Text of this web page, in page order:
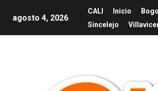
agosto 4, 2026
CALI Inicio
Sincelejo